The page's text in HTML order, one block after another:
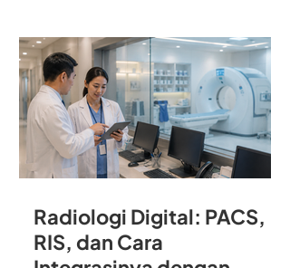
Radiologi Digital: PACS,
RIS, dan Cara